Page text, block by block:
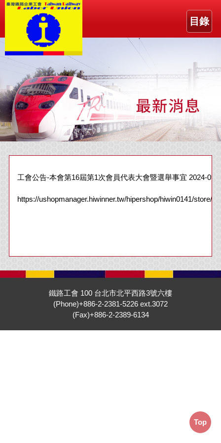
目錄
工會公告-本會第16屆第1次會員代表大會暨選舉事宜 2024-09-
https://ushopmanager.hiwinner.tw/hipershop/hiwin0141/store/
鐵路工會 100 台北市北平西路3號六樓
(Phone)+886-2-2381-5226 ext.3072
(Fax)+886-2-2389-6134
Top